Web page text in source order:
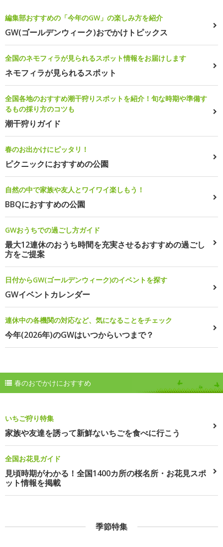
編集部おすすめの「今年のGW」の楽しみ方を紹介
GW(ゴールデンウィーク)おでかけトピックス
全国のネモフィラが見られるスポット情報をお届けします
ネモフィラが見られるスポット
全国各地のおすすめ潮干狩りスポットを紹介！旬な時期や準備す
るもの採り方のコツも
潮干狩りガイド
春のお出かけにピッタリ！
ピクニックにおすすめの公園
自然の中で家族や友人とワイワイ楽しもう！
BBQにおすすめの公園
GWおうちでの過ごし方ガイド
最大12連休のおうち時間を充実させるおすすめの過ごし
方をご提案
日付からGW(ゴールデンウィーク)のイベントを探す
GWイベントカレンダー
連休中の各機関の対応など、気になることをチェック
今年(2026年)のGWはいつからいつまで？
春のおでかけにおすすめ
いちご狩り特集
家族や友達を誘って新鮮ないちごを食べに行こう
全国お花見ガイド
見頃時期がわかる！全国1400カ所の桜名所・お花見スポ
ット情報を掲載
季節特集